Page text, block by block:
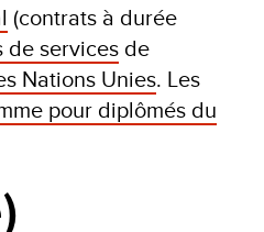
(contrats à durée
de services de
Nations Unies. Les
pour diplômés du